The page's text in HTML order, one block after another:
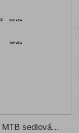
sedlová...